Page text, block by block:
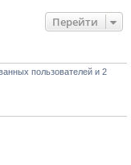
Перейти
пользователей и 2